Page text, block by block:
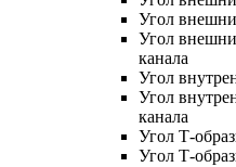
Угол
Угол
канала
Угол
Угол
канала
Угол Т-
Угол Т-